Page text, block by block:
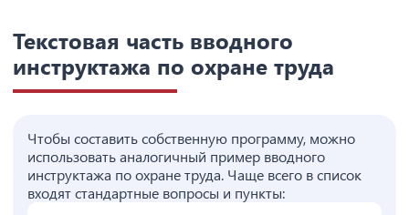
Текстовая часть вводного
инструктажа по охране труда
Чтобы составить собственную программу, можно
использовать аналогичный пример вводного
инструктажа по охране труда. Чаще всего в список
входят стандартные вопросы и пункты: